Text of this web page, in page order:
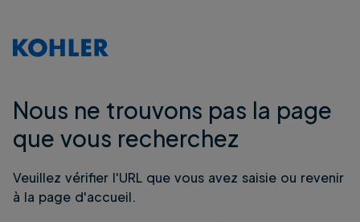
Nous ne trouvons pas la page
que vous recherchez
Veuillez vérifier l'URL que vous avez saisie ou revenir
à la page d'accueil.